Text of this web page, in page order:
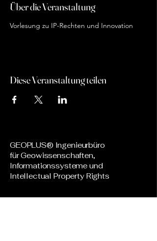
Über die Veranstaltung
Vorlesung zu IP-Rechten und Innovation
Diese Veranstaltung teilen
GEOPLUS® Ingenieurbüro
für Geowissenschaften,
Informationssysteme und
Intellectual Property Rights